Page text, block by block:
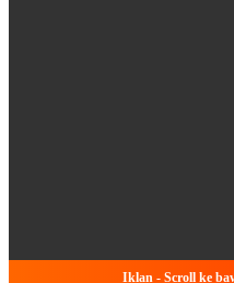
Iklan - Scroll ke